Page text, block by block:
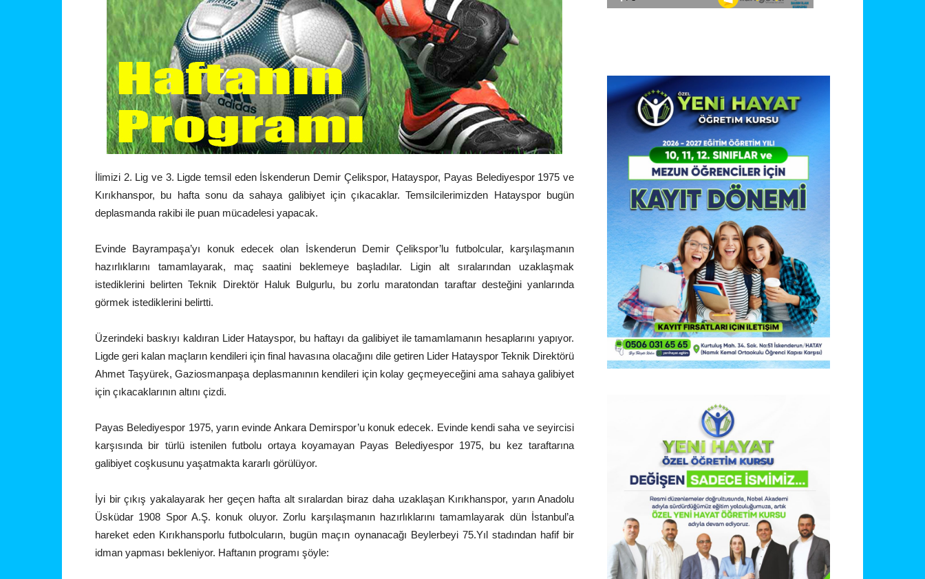
İlimizi 2. Lig ve 3. Ligde temsil eden İskenderun Demir Çelikspor, Hatayspor, Payas Belediyespor 1975 ve
Kırıkhanspor, bu hafta sonu da sahaya galibiyet için çıkacaklar. Temsilcilerimizden Hatayspor bugün
deplasmanda rakibi ile puan mücadelesi yapacak.
Evinde Bayrampaşa’yı konuk edecek olan İskenderun Demir Çelikspor’lu futbolcular, karşılaşmanın
hazırlıklarını tamamlayarak, maç saatini beklemeye başladılar. Ligin alt sıralarından uzaklaşmak
istediklerini belirten Teknik Direktör Haluk Bulgurlu, bu zorlu maratondan taraftar desteğini yanlarında
görmek istediklerini belirtti.
Üzerindeki baskıyı kaldıran Lider Hatayspor, bu haftayı da galibiyet ile tamamlamanın hesaplarını yapıyor.
Ligde geri kalan maçların kendileri için final havasına olacağını dile getiren Lider Hatayspor Teknik Direktörü
Ahmet Taşyürek, Gaziosmanpaşa deplasmanının kendileri için kolay geçmeyeceğini ama sahaya galibiyet
için çıkacaklarının altını çizdi.
Payas Belediyespor 1975, yarın evinde Ankara Demirspor’u konuk edecek. Evinde kendi saha ve seyircisi
karşısında bir türlü istenilen futbolu ortaya koyamayan Payas Belediyespor 1975, bu kez taraftarına
galibiyet coşkusunu yaşatmakta kararlı görülüyor.
İyi bir çıkış yakalayarak her geçen hafta alt sıralardan biraz daha uzaklaşan Kırıkhanspor, yarın Anadolu
Üsküdar 1908 Spor A.Ş. konuk oluyor. Zorlu karşılaşmanın hazırlıklarını tamamlayarak dün İstanbul’a
hareket eden Kırıkhansporlu futbolcuların, bugün maçın oynanacağı Beylerbeyi 75.Yıl stadından hafif bir
idman yapması bekleniyor. Haftanın programı şöyle: